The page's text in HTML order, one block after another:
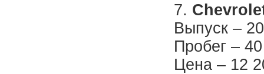
7.
Выпуск –
Пробег –
Цена – 12